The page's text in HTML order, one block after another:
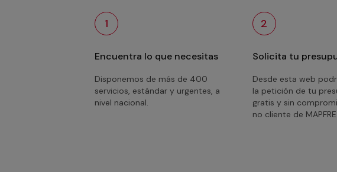
1
Encuentra lo que necesitas
Disponemos de más de 400
servicios, estándar y urgentes, a
nivel nacional.
2
Solicita tu
Desde esta web
la petición de tu
gratis y sin
no cliente de MAPFRE.